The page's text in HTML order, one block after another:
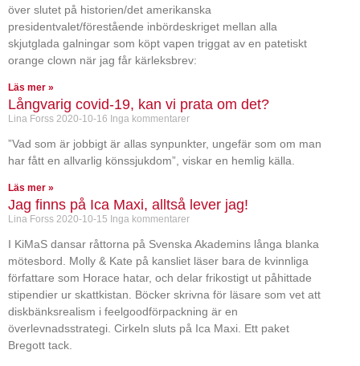
över slutet på historien/det amerikanska
presidentvalet/förestående inbördeskriget mellan alla
skjutglada galningar som köpt vapen triggat av en patetiskt
orange clown när jag får kärleksbrev:
Läs mer »
Långvarig covid-19, kan vi prata om det?
Lina Forss 2020-10-16 Inga kommentarer
”Vad som är jobbigt är allas synpunkter, ungefär som om man
har fått en allvarlig könssjukdom”, viskar en hemlig källa.
Läs mer »
Jag finns på Ica Maxi, alltså lever jag!
Lina Forss 2020-10-15 Inga kommentarer
I KiMaS dansar råttorna på Svenska Akademins långa blanka
mötesbord. Molly & Kate på kansliet läser bara de kvinnliga
författare som Horace hatar, och delar frikostigt ut påhittade
stipendier ur skattkistan. Böcker skrivna för läsare som vet att
diskbänksrealism i feelgoodförpackning är en
överlevnadsstrategi. Cirkeln sluts på Ica Maxi. Ett paket
Bregott tack.